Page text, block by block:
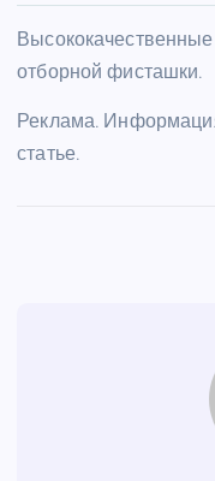
отборной фисташки.
Реклама.
статье.